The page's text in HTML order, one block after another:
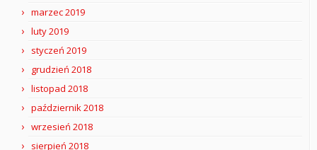
marzec 2019
luty 2019
styczeń 2019
grudzień 2018
listopad 2018
październik 2018
wrzesień 2018
sierpień 2018